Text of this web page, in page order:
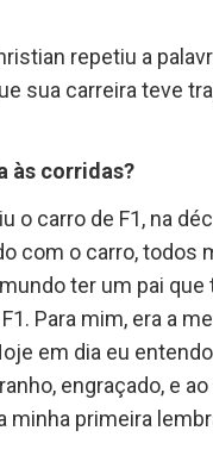
repetiu a
sua carreira teve
às corridas?
o carro de F1, na
com o carro, todos
ter um pai que
Para mim, era a
em dia eu
engraçado, e
primeira